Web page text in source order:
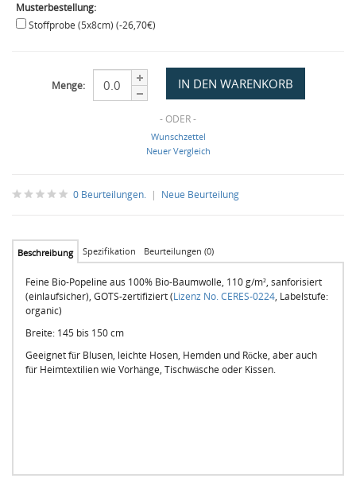
Musterbestellung:
Stoffprobe (5x8cm) (-26,70€)
Menge:
- ODER -
Wunschzettel
Neuer Vergleich
0 Beurteilungen. | Neue Beurteilung
Beschreibung Spezifikation Beurteilungen (0)
Feine Bio-Popeline aus 100% Bio-Baumwolle, 110 g/m², sanforisiert
(einlaufsicher), GOTS-zertifiziert (Lizenz No. CERES-0224, Labelstufe:
organic)
Breite: 145 bis 150 cm
Geeignet für Blusen, leichte Hosen, Hemden und Röcke, aber auch
für Heimtextilien wie Vorhänge, Tischwäsche oder Kissen.